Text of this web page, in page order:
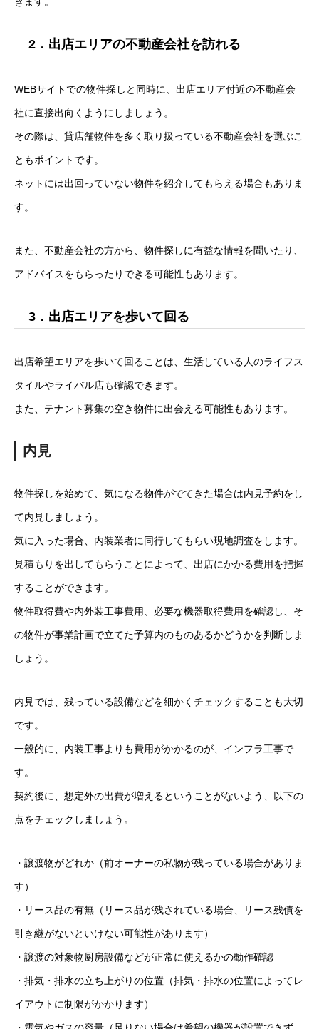
2．出店エリアの不動産会社を訪れる
WEBサイトでの物件探しと同時に、出店エリア付近の不動産会
社に直接出向くようにしましょう。
その際は、貸店舗物件を多く取り扱っている不動産会社を選ぶこ
ともポイントです。
ネットには出回っていない物件を紹介してもらえる場合もありま
す。
また、不動産会社の方から、物件探しに有益な情報を聞いたり、
アドバイスをもらったりできる可能性もあります。
3．出店エリアを歩いて回る
出店希望エリアを歩いて回ることは、生活している人のライフス
タイルやライバル店も確認できます。
また、テナント募集の空き物件に出会える可能性もあります。
内見
物件探しを始めて、気になる物件がでてきた場合は内見予約をし
て内見しましょう。
気に入った場合、内装業者に同行してもらい現地調査をします。
見積もりを出してもらうことによって、出店にかかる費用を把握
することができます。
物件取得費や内外装工事費用、必要な機器取得費用を確認し、そ
の物件が事業計画で立てた予算内のものあるかどうかを判断しま
しょう。
内見では、残っている設備などを細かくチェックすることも大切
です。
一般的に、内装工事よりも費用がかかるのが、インフラ工事で
す。
契約後に、想定外の出費が増えるということがないよう、以下の
点をチェックしましょう。
・譲渡物がどれか（前オーナーの私物が残っている場合がありま
す）
・リース品の有無（リース品が残されている場合、リース残債を
引き継がないといけない可能性があります）
・譲渡の対象物厨房設備などが正常に使えるかの動作確認
・排気・排水の立ち上がりの位置（排気・排水の位置によってレ
イアウトに制限がかかります）